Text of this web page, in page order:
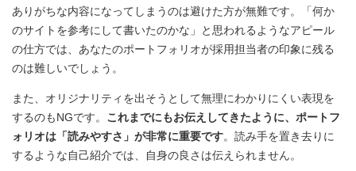
ありがちな内容になってしまうのは避けた方が無難です。「何か
のサイトを参考にして書いたのかな」と思われるようなアピール
の仕方では、あなたのポートフォリオが採用担当者の印象に残る
のは難しいでしょう。
また、オリジナリティを出そうとして無理にわかりにくい表現を
するのもNGです。 これまでにもお伝えしてきたように、ポートフ
ォリオは「読みやすさ」が非常に重要です。読み手を置き去りに
するような自己紹介では、自身の良さは伝えられません。